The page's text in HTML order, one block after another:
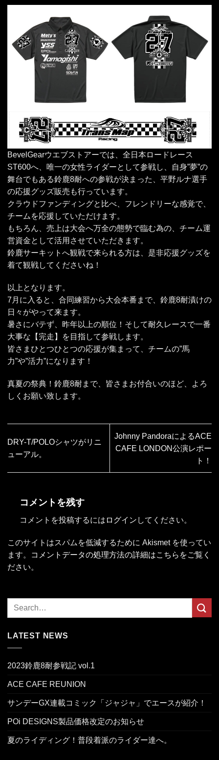
BevelGearウエブストアーでは、全日本ロードレース
ST600へ、唯一の女性ライダーとして参戦し、自身”夢”の
舞台でもある鈴鹿8耐への参戦が決まった、平野ルナ選手
の応援グッズ販売も行っています。
クラウドファンディングと比べ、フレンドリーな感覚で、
チームを応援していただけます。
もちろん、売上は大会へ万全の態勢で臨む為の、チーム運
営資金として活用させていただきます。
鈴鹿サーキットへ観戦で来られる方は、是非応援グッズを
着て観戦してくださいね！
以上となります。
7月に入ると、合同練習から大会本番まで、鈴鹿8耐漬けの
日々がやって来ます。
暑さにバテず、昨年以上の順位！そして耐久レースで一番
大事な【完走】を目指して参戦します。
皆さまひとつひとつの応援が集まって、チームの”馬
力”や”活力”になります！
真夏の祭典！鈴鹿8耐まで、皆さまお付合いのほど、よろ
しくお願い致します。
DRY-T/POLOシャツがリニ
ューアル。
Johnny PandoraによるACE
CAFE LONDON公演レポー
ト！
コメントを残す
コメントを投稿するには ログイン してください。
このサイトはスパムを低減するために Akismet を使ってい
ます。
コメントデータの処理方法の詳細はこちらをご覧く
ださい。
LATEST NEWS
2023鈴鹿8耐参戦記 vol.1
ACE CAFE REUNION
サンデーGX連載コミック「ジャジャ」でエースが紹介！
POi DESIGNS製品価格改定のお知らせ
夏のライディング！普段着派のライダー達へ。